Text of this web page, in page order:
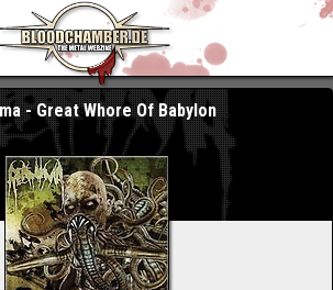
- Great Whore Of Babylon